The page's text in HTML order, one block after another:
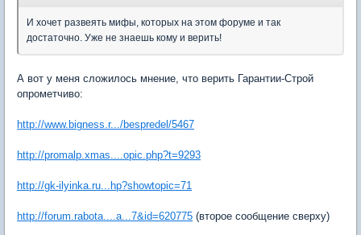
И хочет развеять мифы, которых на этом форуме и так
достаточно. Уже не знаешь кому и верить!
А вот у меня сложилось мнение, что верить Гарантии-Строй
опрометчиво:
http://www.bigness.r.../bespredel/5467
http://promalp.xmas....opic.php?t=9293
http://gk-ilyinka.ru...hp?showtopic=71
http://forum.rabota....a...7&id=620775 (второе сообщение сверху)